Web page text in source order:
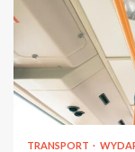
TRANSPORT